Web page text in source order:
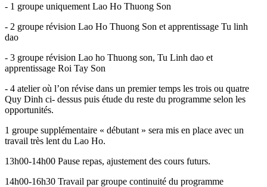
- 1 groupe uniquement Lao Ho Thuong Son
- 2 groupe révision Lao Ho Thuong Son et apprentissage Tu linh
dao
- 3 groupe révision Lao ho Thuong son, Tu Linh dao et
apprentissage Roi Tay Son
- 4 atelier où l’on révise dans un premier temps les trois ou quatre
Quy Dinh ci- dessus puis étude du reste du programme selon les
opportunités.
1 groupe supplémentaire « débutant » sera mis en place avec un
travail très lent du Lao Ho.
13h00-14h00 Pause repas, ajustement des cours futurs.
14h00-16h30 Travail par groupe continuité du programme